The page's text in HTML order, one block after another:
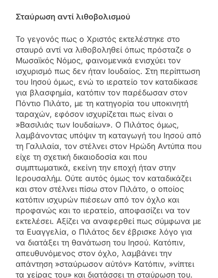
Σταύρωση αντί λιθοβολισμού
Το γεγονός πως ο Χριστός εκτελέστηκε στο
σταυρό αντί να λιθοβοληθεί όπως πρόσταζε ο
Μωσαϊκός Νόμος, φαινομενικά ενισχύει τον
ισχυρισμό πως δεν ήταν Ιουδαίος. Στη περίπτωση
του Ιησού όμως, ενώ το ιερατείο τον καταδίκασε
για βλασφημία, κατόπιν τον παρέδωσαν στον
Πόντιο Πιλάτο, με τη κατηγορία του υποκινητή
ταραχών, εφόσον ισχυρίζεται πως είναι ο
»Βασιλιάς των Ιουδαίων». Ο Πιλάτος όμως,
λαμβάνοντας υπόψιν τη καταγωγή του Ιησού από
τη Γαλιλαία, τον στέλνει στον Ηρώδη Αντύπα που
είχε τη σχετική δικαιοδοσία και που
συμπτωματικά, εκείνη την εποχή ήταν στην
Ιερουσαλήμ. Ούτε αυτός όμως τον καταδικάζει
και στον στέλνει πίσω στον Πιλάτο, ο οποίος
κατόπιν ισχυρών πιέσεων από τον όχλο και
προφανώς και το ιερατείο, αποφασίζει να τον
εκτελέσει. Αξίζει να αναφερθεί πως σύμφωνα με
τα Ευαγγελία, ο Πιλάτος δεν έβρισκε λόγο για
να διατάξει τη θανάτωση του Ιησού. Κατόπιν,
απευθυνόμενος στον όχλο, λαμβάνει την
απάντηση »σταύρωσον αὐτόν» Κατόπιν, »νίπτει
τα χείρας του» και διατάσσει τη σταύρωση του.